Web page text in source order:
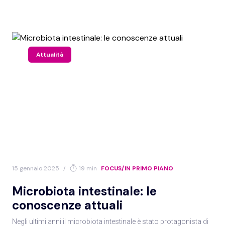
Seleziona la specie
Attualità
15 gennaio 2025 / 19 min FOCUS/IN PRIMO PIANO
Microbiota intestinale: le
conoscenze attuali
Negli ultimi anni il microbiota intestinale è stato protagonista di